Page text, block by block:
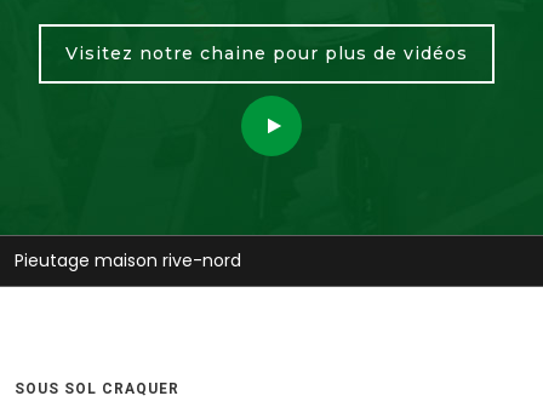
Visitez notre chaine pour plus de vidéos
Pieutage maison rive-nord
SOUS SOL CRAQUER